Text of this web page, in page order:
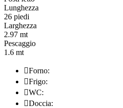
Lunghezza
26 piedi
Larghezza
2.97 mt
Pescaggio
1.6 mt
Forno:
Frigo:
WC:
Doccia: